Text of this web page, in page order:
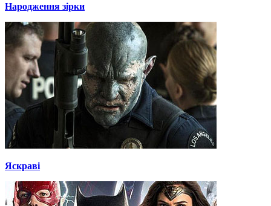
Народження зірки
Яскраві